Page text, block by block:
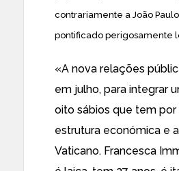
contrariamente a João
pontificado perigosamente
«A nova relações
em julho, para integrar
oito sábios que tem
estrutura económica e
Vaticano. Francesca